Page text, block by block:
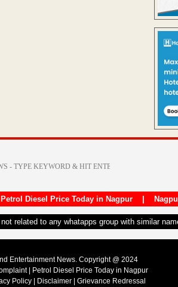
Petrol Diesel Price Today in Nagpur|
related to any whatapps group with similar
Entertainment News. Copyright @ 2024
|
Petrol Diesel Price Today in Nagpur
Policy Disclaimer Grievance Redressal